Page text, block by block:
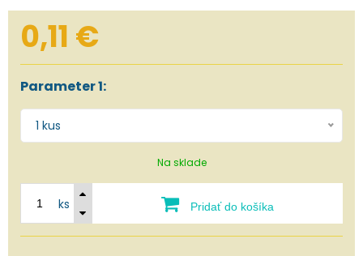
0,11 €
Parameter 1:
1 kus
Na sklade
ks Pridať do košíka